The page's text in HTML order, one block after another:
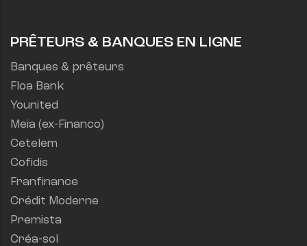
PRÊTEURS & BANQUES EN LIGNE
Banques & prêteurs
Floa Bank
Younited
Meia (ex-Financo)
Cetelem
Cofidis
Franfinance
Crédit Moderne
Premista
Créa-sol